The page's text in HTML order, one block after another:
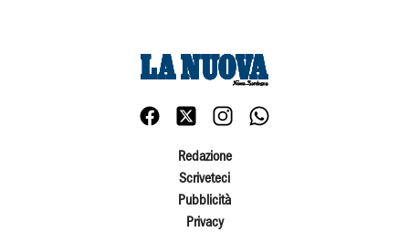
Redazione
Scriveteci
Pubblicità
Privacy